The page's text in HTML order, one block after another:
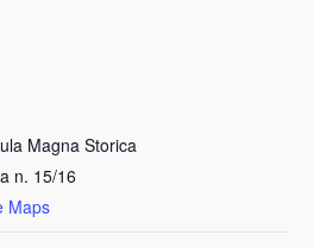
Magna Storica
n. 15/16
Maps